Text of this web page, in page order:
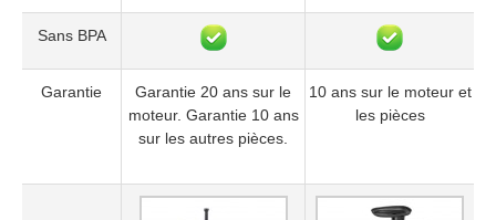
Sans BPA
Garantie
Garantie 20 ans sur le
moteur. Garantie 10 ans
sur les autres pièces.
10 ans sur le moteur et
les pièces